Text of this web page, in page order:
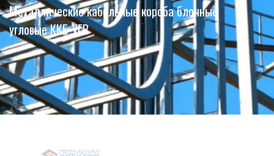
Металлические кабельные короба блочные
угловые ККБ-УГВ